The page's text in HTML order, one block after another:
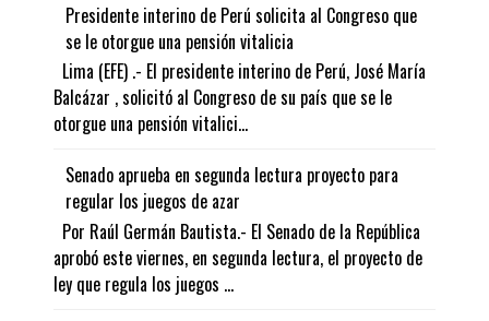
Presidente interino de Perú solicita al Congreso que
se le otorgue una pensión vitalicia
Lima (EFE) .- El presidente interino de Perú, José María
Balcázar , solicitó al Congreso de su país que se le
otorgue una pensión vitalici...
Senado aprueba en segunda lectura proyecto para
regular los juegos de azar
Por Raúl Germán Bautista.- El Senado de la República
aprobó este viernes, en segunda lectura, el proyecto de
ley que regula los juegos ...